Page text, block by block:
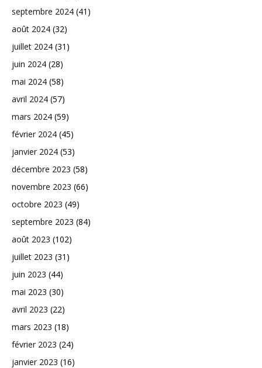
septembre 2024 (41)
août 2024 (32)
juillet 2024 (31)
juin 2024 (28)
mai 2024 (58)
avril 2024 (57)
mars 2024 (59)
février 2024 (45)
janvier 2024 (53)
décembre 2023 (58)
novembre 2023 (66)
octobre 2023 (49)
septembre 2023 (84)
août 2023 (102)
juillet 2023 (31)
juin 2023 (44)
mai 2023 (30)
avril 2023 (22)
mars 2023 (18)
février 2023 (24)
janvier 2023 (16)